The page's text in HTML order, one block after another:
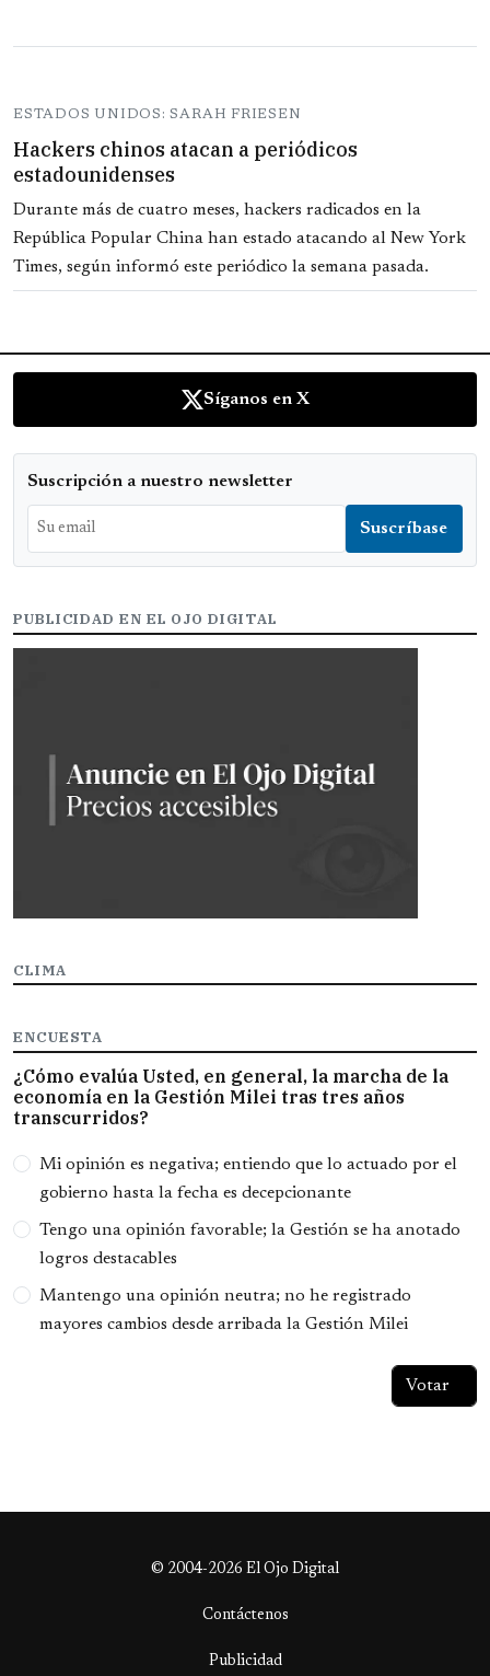
ESTADOS UNIDOS: SARAH FRIESEN
Hackers chinos atacan a periódicos
estadounidenses
Durante más de cuatro meses, hackers radicados en la
República Popular China han estado atacando al New York
Times, según informó este periódico la semana pasada.
Síganos en X
Suscripción a nuestro newsletter
PUBLICIDAD EN EL OJO DIGITAL
CLIMA
ENCUESTA
¿Cómo evalúa Usted, en general, la marcha de la
economía en la Gestión Milei tras tres años
transcurridos?
Opciones
Mi opinión es negativa; entiendo que lo actuado por el
gobierno hasta la fecha es decepcionante
Tengo una opinión favorable; la Gestión se ha anotado
logros destacables
Mantengo una opinión neutra; no he registrado
mayores cambios desde arribada la Gestión Milei
© 2004-2026 El Ojo Digital
Contáctenos
Publicidad